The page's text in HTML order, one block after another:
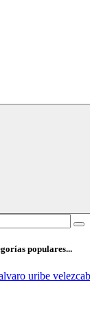
populares...
uribe velez